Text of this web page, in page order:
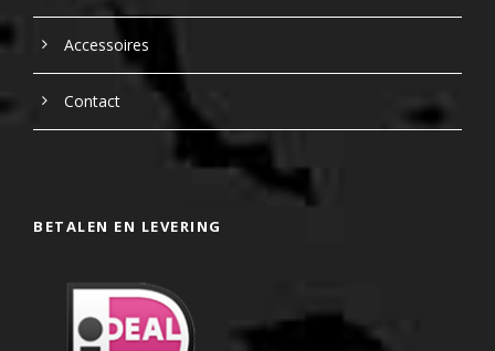
Accessoires
Contact
BETALEN EN LEVERING